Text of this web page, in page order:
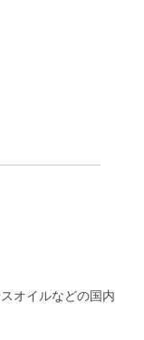
オイルなどの国内